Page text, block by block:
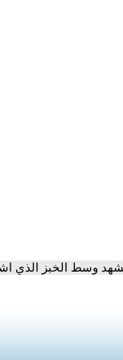
وسط الخبز الذي